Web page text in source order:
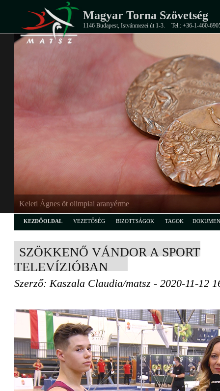
Magyar Torna Szövetség
1146 Budapest, Istvánmezei út 1-3. Tel.: +36-1-460-
Keleti Ágnes öt olimpiai aranyérme
KEZDŐOLDAL VEZETŐSÉG BIZOTTSÁGOK TAGOK
SZÖKKENŐ VÁNDOR A SPORT
TELEVÍZIÓBAN
Szerző: Kaszala Claudia/matsz - 2020-11-12